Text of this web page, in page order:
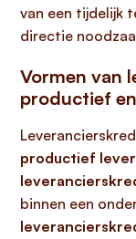
van een tijdelijk
directie
Vormen van
productief
productief
binnen een